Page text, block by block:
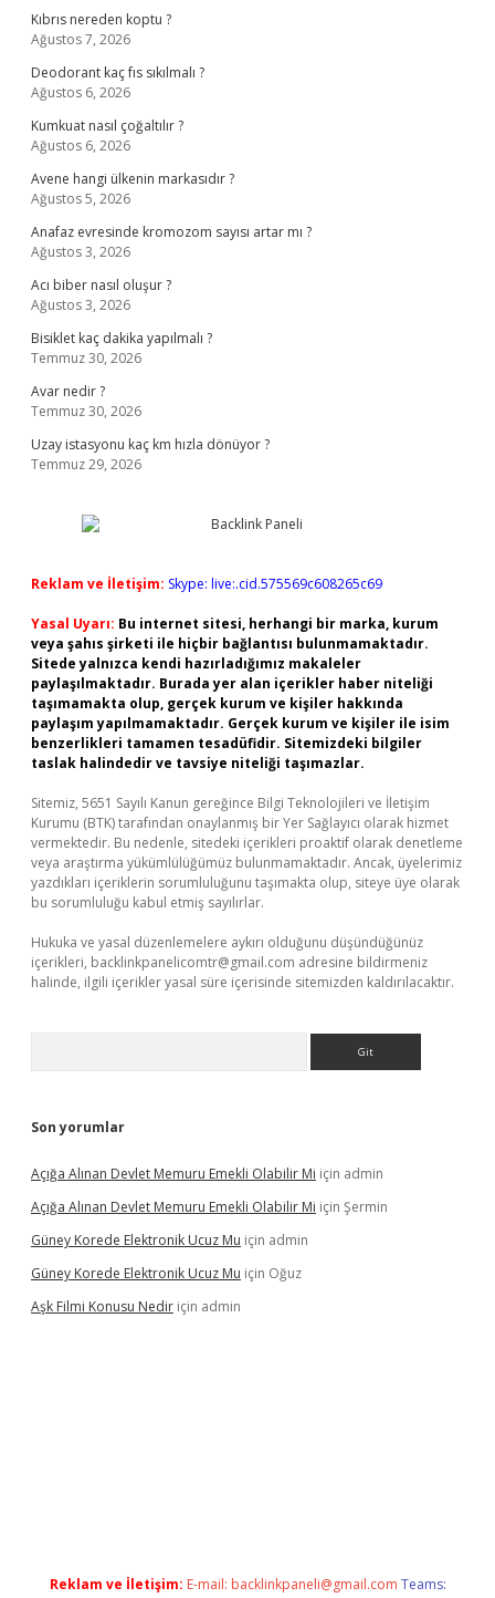
Kıbrıs nereden koptu ?
Ağustos 7, 2026
Deodorant kaç fıs sıkılmalı ?
Ağustos 6, 2026
Kumkuat nasıl çoğaltılır ?
Ağustos 6, 2026
Avene hangi ülkenin markasıdır ?
Ağustos 5, 2026
Anafaz evresinde kromozom sayısı artar mı ?
Ağustos 3, 2026
Acı biber nasıl oluşur ?
Ağustos 3, 2026
Bisiklet kaç dakika yapılmalı ?
Temmuz 30, 2026
Avar nedir ?
Temmuz 30, 2026
Uzay istasyonu kaç km hızla dönüyor ?
Temmuz 29, 2026
Reklam ve İletişim: Skype: live:.cid.575569c608265c69
Yasal Uyarı: Bu internet sitesi, herhangi bir marka, kurum
veya şahıs şirketi ile hiçbir bağlantısı bulunmamaktadır.
Sitede yalnızca kendi hazırladığımız makaleler
paylaşılmaktadır. Burada yer alan içerikler haber niteliği
taşımamakta olup, gerçek kurum ve kişiler hakkında
paylaşım yapılmamaktadır. Gerçek kurum ve kişiler ile isim
benzerlikleri tamamen tesadüfidir. Sitemizdeki bilgiler
taslak halindedir ve tavsiye niteliği taşımazlar.
Sitemiz, 5651 Sayılı Kanun gereğince Bilgi Teknolojileri ve İletişim
Kurumu (BTK) tarafından onaylanmış bir Yer Sağlayıcı olarak hizmet
vermektedir. Bu nedenle, sitedeki içerikleri proaktif olarak denetleme
veya araştırma yükümlülüğümüz bulunmamaktadır. Ancak, üyelerimiz
yazdıkları içeriklerin sorumluluğunu taşımakta olup, siteye üye olarak
bu sorumluluğu kabul etmiş sayılırlar.
Hukuka ve yasal düzenlemelere aykırı olduğunu düşündüğünüz
içerikleri, backlinkpanelicomtr@gmail.com adresine bildirmeniz
halinde, ilgili içerikler yasal süre içerisinde sitemizden kaldırılacaktır.
Son yorumlar
Açığa Alınan Devlet Memuru Emekli Olabilir Mi için admin
Açığa Alınan Devlet Memuru Emekli Olabilir Mi için Şermin
Güney Korede Elektronik Ucuz Mu için admin
Güney Korede Elektronik Ucuz Mu için Oğuz
Aşk Filmi Konusu Nedir için admin
Reklam ve İletişim: E-mail: backlinkpaneli@gmail.com Teams: